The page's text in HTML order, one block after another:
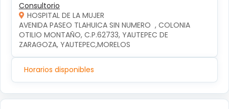
Consultorio
HOSPITAL DE LA MUJER
AVENIDA PASEO TLAHUICA SIN NUMERO  , COLONIA
OTILIO MONTAÑO, C.P.62733, YAUTEPEC DE
ZARAGOZA, YAUTEPEC,MORELOS
Horarios disponibles